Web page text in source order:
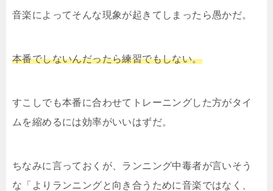
音楽によってそんな現象が起きてしまったら愚かだ。
本番でしないんだったら練習でもしない。
すこしでも本番に合わせてトレーニングした方がタイ
ムを縮めるには効率がいいはずだ。
ちなみに言っておくが、ランニング中毒者が言いそう
な「よりランニングと向き合うために音楽ではなく、